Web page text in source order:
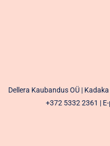
Dellera Kaubandus OÜ |
+372 5332 2361 |